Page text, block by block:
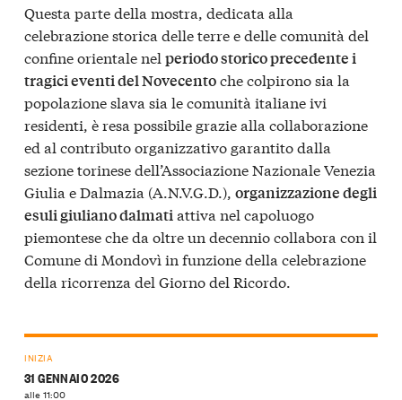
Questa parte della mostra, dedicata alla
celebrazione storica delle terre e delle comunità del
confine orientale nel periodo storico precedente i
tragici eventi del Novecentoche colpirono sia la
popolazione slava sia le comunità italiane ivi
residenti, è resa possibile grazie alla collaborazione
ed al contributo organizzativo garantito dalla
sezione torinese dell’Associazione Nazionale Venezia
Giulia e Dalmazia (A.N.V.G.D.), organizzazione degli
esuli giuliano dalmati attiva nel capoluogo
piemontese che da oltre un decennio collabora con il
Comune di Mondovì in funzione della celebrazione
della ricorrenza del Giorno del Ricordo.
INIZIA
31 GENNAIO 2026
alle 11:00